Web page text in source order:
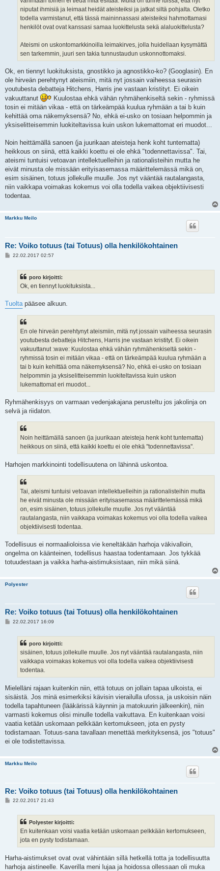
niputat ihmisiä ja leimaat heidät ateisteiksi ja jatkat siltä pohjalta. Oletko
todella varmistanut, että tässä maininnassasi ateisteiksi hahmottamasi
henkilöt ovat ovat kanssasi samaa luokittelusta sekä alaluokittelusta?
Ateismi on uskontomarkkinoilla leimakirves, jolla huidellaan kysymättä
sen tarkemmin, juuri sen takia tunnustaudun uskonnottomaksi.
Ok, en tiennyt luokituksista, gnostikko ja agnostikko-ko? (Googlasin). En
ole hirveän perehtynyt ateismiin, mitä nyt jossain vaiheessa seurasin
youtubesta debatteja Hitchens, Harris jne vastaan kristityt. Ei oikein
vakuuttanut
Kuulostaa ehkä vähän ryhmähenkiseltä sekin - ryhmissä
tosin ei mitään vikaa - että on tärkeämpää kuulua ryhmään a tai b kuin
kehittää oma näkemyksensä? No, ehkä ei-usko on tosiaan helpommin ja
yksiselitteisemmin luokiteltavissa kuin uskon lukemattomat eri muodot...
Noin heittämällä sanoen (ja juurikaan ateisteja henk koht tuntematta)
heikkous on siinä, että kaikki koettu ei ole ehkä "todennettavissa". Tai,
ateismi tuntuisi vetoavan intellektuelleihin ja rationalisteihin mutta he
eivät minusta ole missään erityisasemassa määrittelemässä mikä on,
esim sisäinen, totuus jollekulle muulle. Jos nyt vääntää rautalangasta,
niin vaikkapa voimakas kokemus voi olla todella vaikea objektiivisesti
todentaa.
Markku Meilo
Re: Voiko totuus (tai Totuus) olla henkilökohtainen
V22.02.2017 02:57
poro kirjoitti:
Ok, en tiennyt luokituksista...
Tuoltapääsee alkuun.
En ole hirveän perehtynyt ateismiin, mitä nyt jossain vaiheessa seurasin
youtubesta debatteja Hitchens, Harris jne vastaan kristityt. Ei oikein
vakuuttanut :wave: Kuulostaa ehkä vähän ryhmähenkiseltä sekin -
ryhmissä tosin ei mitään vikaa - että on tärkeämpää kuulua ryhmään a
tai b kuin kehittää oma näkemyksensä? No, ehkä ei-usko on tosiaan
helpommin ja yksiselitteisemmin luokiteltavissa kuin uskon
lukemattomat eri muodot...
Ryhmähenkisyys on varmaan vedenjakajana perusteltu jos jakolinja on
selvä ja riidaton.
Noin heittämällä sanoen (ja juurikaan ateisteja henk koht tuntematta)
heikkous on siinä, että kaikki koettu ei ole ehkä "todennettavissa".
Harhojen markkinointi todellisuutena on lähinnä uskontoa.
Tai, ateismi tuntuisi vetoavan intellektuelleihin ja rationalisteihin mutta
he eivät minusta ole missään erityisasemassa määrittelemässä mikä
on, esim sisäinen, totuus jollekulle muulle. Jos nyt vääntää
rautalangasta, niin vaikkapa voimakas kokemus voi olla todella vaikea
objektiivisesti todentaa.
Todellisuus ei normaalioloissa vie keneltäkään harhoja väkivalloin,
ongelma on käänteinen, todellisus haastaa todentamaan. Jos tykkää
totuudestaan ja vaikka harha-aistimuksistaan, niin mikä siinä.
Polyester
Re: Voiko totuus (tai Totuus) olla henkilökohtainen
V22.02.2017 16:09
poro kirjoitti:
sisäinen, totuus jollekulle muulle. Jos nyt vääntää rautalangasta, niin
vaikkapa voimakas kokemus voi olla todella vaikea objektiivisesti
todentaa.
Mielelläni rajaan kuitenkin niin, että totuus on jollain tapaa ulkoista, ei
sisäistä. Jos minä esimerkiksi kävisin vierailulla ufossa, ja uskoisin näin
todella tapahtuneen (lääkärissä käynnin ja matokuurin jälkeenkin), niin
varmasti kokemus olisi minulle todella vaikuttava. En kuitenkaan voisi
vaatia ketään uskomaan pelkkään kertomukseen, jota en pysty
todistamaan. Totuus-sana tavallaan menettää merkityksensä, jos "totuus"
ei ole todistettavissa.
Markku Meilo
Re: Voiko totuus (tai Totuus) olla henkilökohtainen
V22.02.2017 21:43
Polyester kirjoitti:
En kuitenkaan voisi vaatia ketään uskomaan pelkkään kertomukseen,
jota en pysty todistamaan.
Harha-aistimukset ovat ovat vähintään sillä hetkellä totta ja todellisuutta
harhoja aistineelle. Kaverilla meni lujaa ja hoidossa ollessaan oli muka